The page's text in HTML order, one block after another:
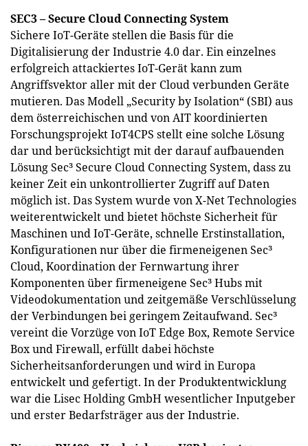
SEC3 – Secure Cloud Connecting System
Sichere IoT-Geräte stellen die Basis für die
Digitalisierung der Industrie 4.0 dar. Ein einzelnes
erfolgreich attackiertes IoT-Gerät kann zum
Angriffsvektor aller mit der Cloud verbunden Geräte
mutieren. Das Modell „Security by Isolation“ (SBI) aus
dem österreichischen und von AIT koordinierten
Forschungsprojekt IoT4CPS stellt eine solche Lösung
dar und berücksichtigt mit der darauf aufbauenden
Lösung Sec³ Secure Cloud Connecting System, dass zu
keiner Zeit ein unkontrollierter Zugriff auf Daten
möglich ist. Das System wurde von X-Net Technologies
weiterentwickelt und bietet höchste Sicherheit für
Maschinen und IoT-Geräte, schnelle Erstinstallation,
Konfigurationen nur über die firmeneigenen Sec³
Cloud, Koordination der Fernwartung ihrer
Komponenten über firmeneigene Sec³ Hubs mit
Videodokumentation und zeitgemäße Verschlüsselung
der Verbindungen bei geringem Zeitaufwand. Sec³
vereint die Vorzüge von IoT Edge Box, Remote Service
Box und Firewall, erfüllt dabei höchste
Sicherheitsanforderungen und wird in Europa
entwickelt und gefertigt. In der Produktentwicklung
war die Lisec Holding GmbH wesentlicher Inputgeber
und erster Bedarfsträger aus der Industrie.